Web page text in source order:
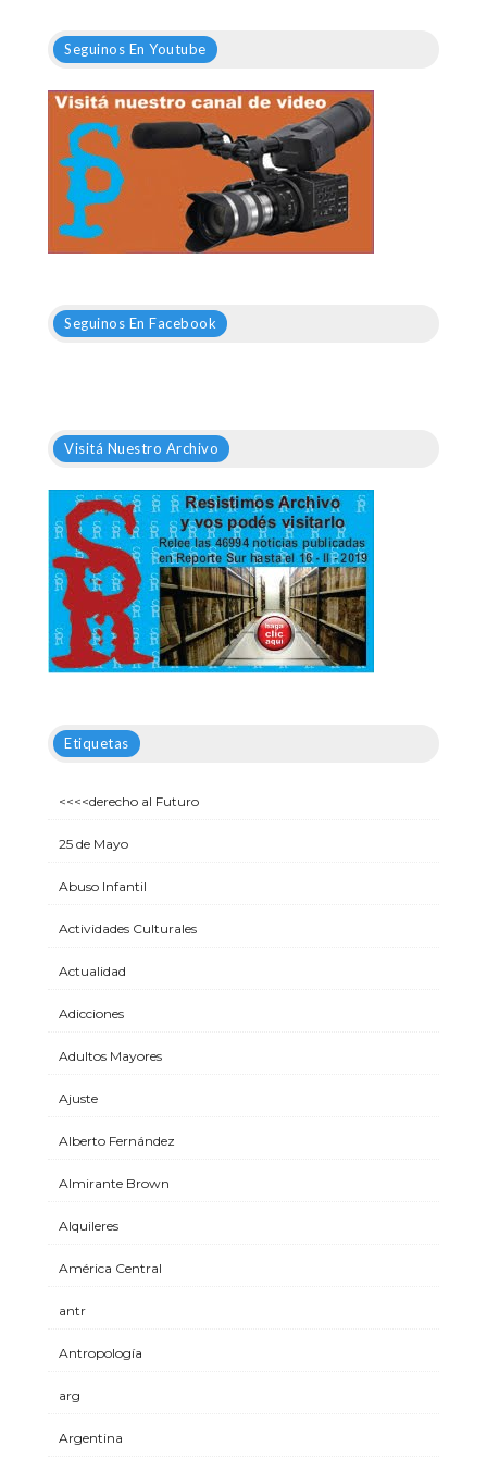
Seguinos En Youtube
Seguinos En Facebook
Visitá Nuestro Archivo
Etiquetas
<<<<derecho al Futuro
25 de Mayo
Abuso Infantil
Actividades Culturales
Actualidad
Adicciones
Adultos Mayores
Ajuste
Alberto Fernández
Almirante Brown
Alquileres
América Central
antr
Antropología
arg
Argentina